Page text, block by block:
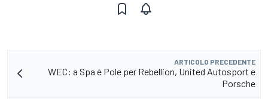
ARTICOLO PRECEDENTE
WEC: a Spa è Pole per Rebellion, United Autosport e
Porsche